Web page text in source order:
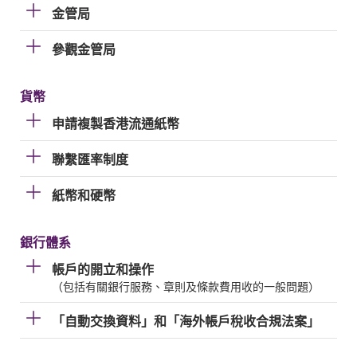
金管局
參觀金管局
貨幣
申請複製香港流通紙幣
聯繫匯率制度
紙幣和硬幣
銀行體系
帳戶的開立和操作
（包括有關銀行服務、章則及條款費用收的一般問題）
「自動交換資料」和「海外帳戶稅收合規法案」